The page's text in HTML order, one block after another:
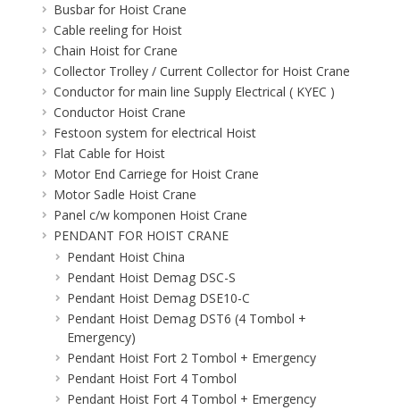
Busbar for Hoist Crane
Cable reeling for Hoist
Chain Hoist for Crane
Collector Trolley / Current Collector for Hoist Crane
Conductor for main line Supply Electrical ( KYEC )
Conductor Hoist Crane
Festoon system for electrical Hoist
Flat Cable for Hoist
Motor End Carriege for Hoist Crane
Motor Sadle Hoist Crane
Panel c/w komponen Hoist Crane
PENDANT FOR HOIST CRANE
Pendant Hoist China
Pendant Hoist Demag DSC-S
Pendant Hoist Demag DSE10-C
Pendant Hoist Demag DST6 (4 Tombol +
Emergency)
Pendant Hoist Fort 2 Tombol + Emergency
Pendant Hoist Fort 4 Tombol
Pendant Hoist Fort 4 Tombol + Emergency